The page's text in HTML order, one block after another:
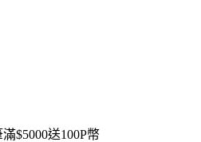
$5000送100P幣